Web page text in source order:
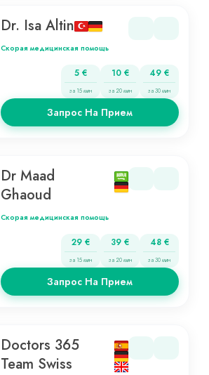
Dr. Isa Altin
Скорая медицинская помощь
5 €
за 15 мин
10 €
за 20 мин
49 €
за 30 мин
Запрос На Прием
Dr Maad
Ghaoud
Скорая медицинская помощь
29 €
за 15 мин
39 €
за 20 мин
48 €
за 30 мин
Запрос На Прием
Doctors 365
Team Swiss